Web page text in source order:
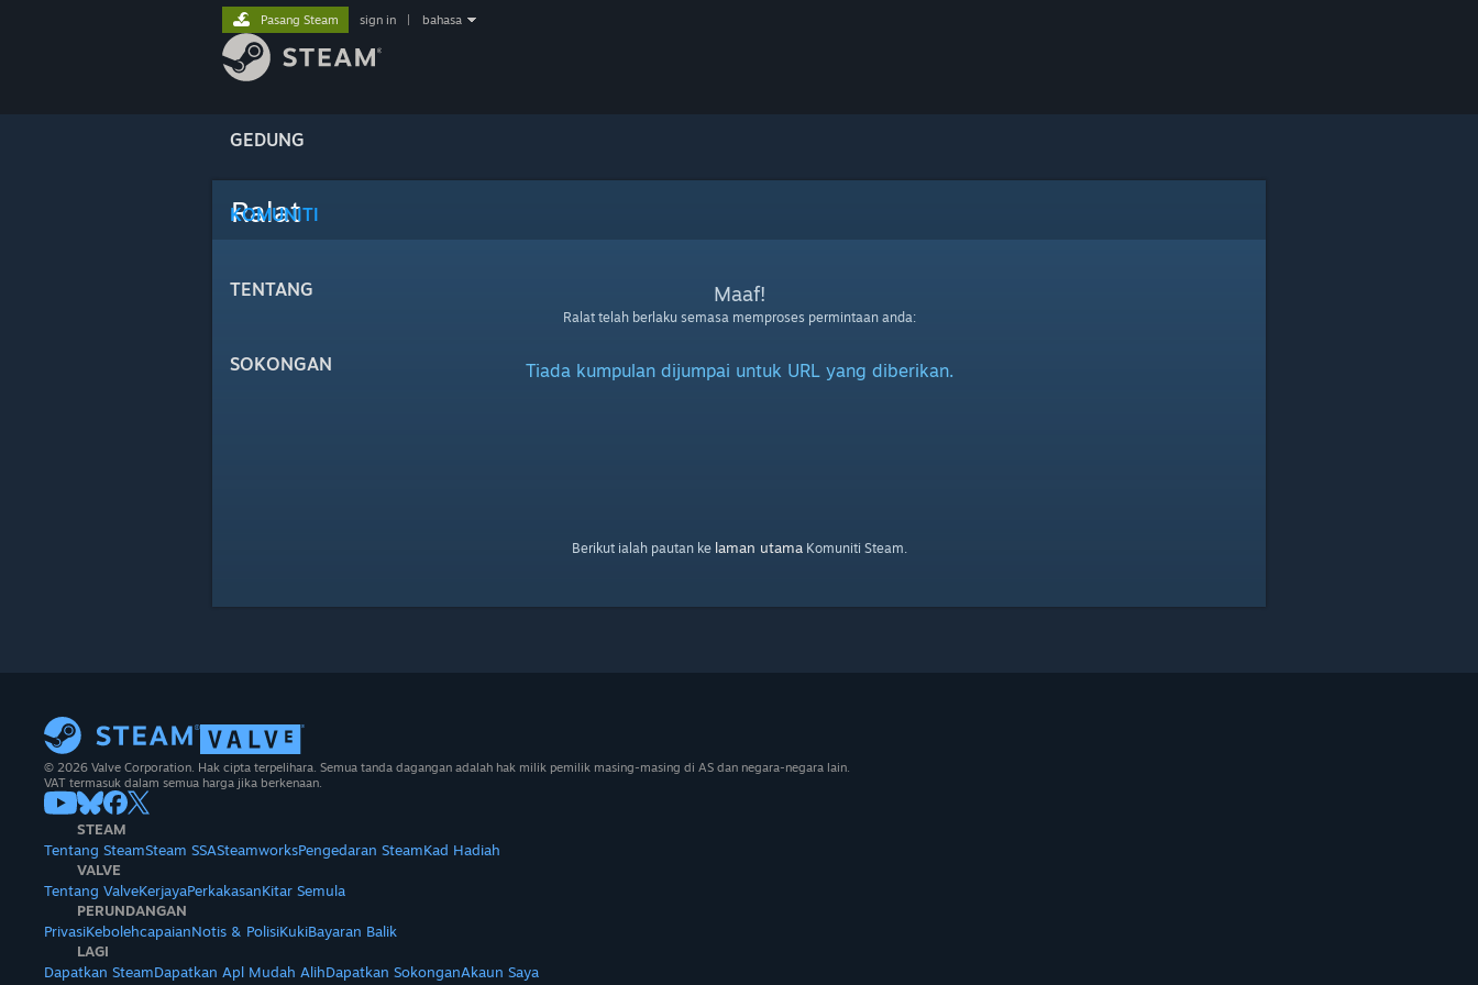
GEDUNG
KOMUNITI
TENTANG
SOKONGAN
Pasang Steam sign in bahasa
Ralat
Maaf!
Ralat telah berlaku semasa memproses permintaan anda:
Tiada kumpulan dijumpai untuk URL yang diberikan.
Berikut ialah pautan ke laman utamaKomuniti Steam.
© 2026 Valve Corporation. Hak cipta terpelihara. Semua tanda dagangan adalah hak milik pemilik masing-masing di AS dan negara-negara lain.
VAT termasuk dalam semua harga jika berkenaan.
STEAM
Tentang SteamSteam SSASteamworksPengedaran SteamKad Hadiah
VALVE
Tentang ValveKerjayaPerkakasanKitar Semula
PERUNDANGAN
PrivasiKebolehcapaianNotis & PolisiKukiBayaran Balik
LAGI
Dapatkan SteamDapatkan Apl Mudah AlihDapatkan SokonganAkaun Saya